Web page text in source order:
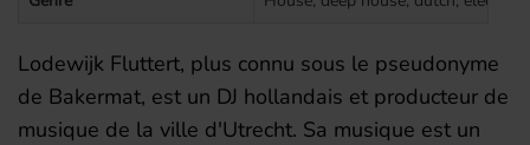
Lodewijk Fluttert, plus connu sous le pseudonyme
de Bakermat, est un DJ hollandais et producteur de
musique de la ville d'Utrecht. Sa musique est un